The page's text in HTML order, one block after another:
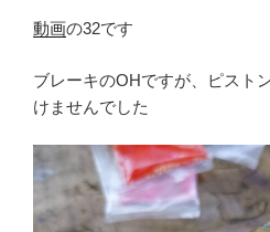
動画の32です
ブレーキのOHですが、ピスト
けませんでした